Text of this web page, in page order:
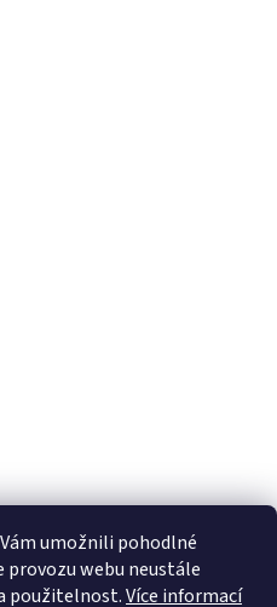
umožnili pohodlné
provozu webu neustále
použitelnost.Více informací